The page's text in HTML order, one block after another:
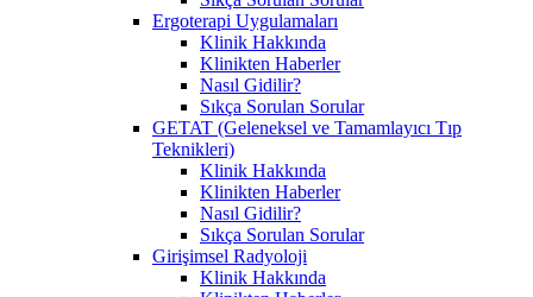
Ergoterapi Uygulamaları
Klinik Hakkında
Klinikten Haberler
Nasıl Gidilir?
Sıkça Sorulan Sorular
GETAT (Geleneksel ve Tamamlayıcı Tıp
Teknikleri)
Klinik Hakkında
Klinikten Haberler
Nasıl Gidilir?
Sıkça Sorulan Sorular
Girişimsel Radyoloji
Klinik Hakkında